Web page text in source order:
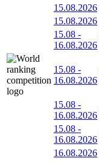
15.08.2026
15.08.2026
15.08 -
16.08.2026
15.08 -
16.08.2026
15.08 -
16.08.2026
15.08 -
16.08.2026
16.08.2026